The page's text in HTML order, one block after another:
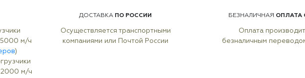
5000 м/ч
)
2000 м/ч
ДОСТАВКА ПО РОССИИ
Осуществляется транспортными
компаниями или Почтой России
БЕЗНАЛИЧНАЯ ОПЛАТА
Оплата
безналичным